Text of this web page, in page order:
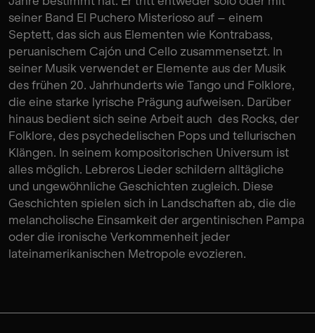
seiner Band El Puchero Misterioso auf – einem
Septett, das sich aus Elementen wie Kontrabass,
peruanischem Cajón und Cello zusammensetzt. In
seiner Musik verwendet er Elemente aus der Musik
des frühen 20. Jahrhunderts wie Tango und Folklore,
die eine starke lyrische Prägung aufweisen. Darüber
hinaus bedient sich seine Arbeit auch des Rocks, der
Folklore, des psychedelischen Pops und tellurischen
Klängen. In seinem kompositorischen Universum ist
alles möglich. Lebreros Lieder schildern alltägliche
und ungewöhnliche Geschichten zugleich. Diese
Geschichten spielen sich in Landschaften ab, die die
melancholische Einsamkeit der argentinischen Pampa
oder die ironische Verkommenheit jeder
lateinamerikanischen Metropole evozieren.